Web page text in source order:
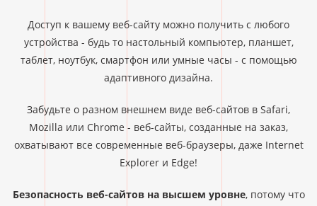
Доступ к вашему веб-сайту можно получить с любого
устройства - будь то настольный компьютер, планшет,
таблет, ноутбук, смартфон или умные часы - с помощью
адаптивного дизайна.
Забудьте о разном внешнем виде веб-сайтов в Safari,
Mozilla или Chrome - веб-сайты, созданные на заказ,
охватывают все современные веб-браузеры, даже Internet
Explorer и Edge!
Безопасность веб-сайтов на высшем уровне, потому что